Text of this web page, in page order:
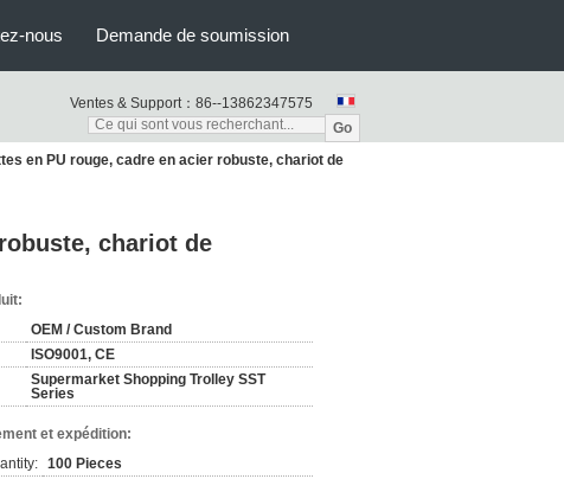
nous Demande de soumission
Ventes & Support： 86--13862347575
Go
en PU rouge, cadre en acier robuste, chariot de
chariot de
OEM / Custom Brand
ISO9001, CE
Supermarket Shopping Trolley SST
Series
et expédition:
100 Pieces